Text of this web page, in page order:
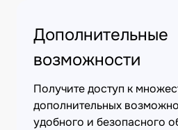
Дополнительные
возможности
Получите доступ к
дополнительных
удобного и безопасного